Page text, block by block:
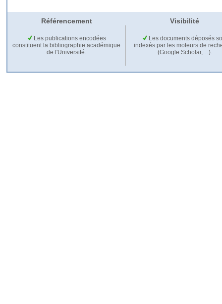
Référencement Visibilité
Les publications encodées
constituent la bibliographie académique
de l'Université.
Les documents déposés
indexés par les moteurs de
(Google Scholar,…).